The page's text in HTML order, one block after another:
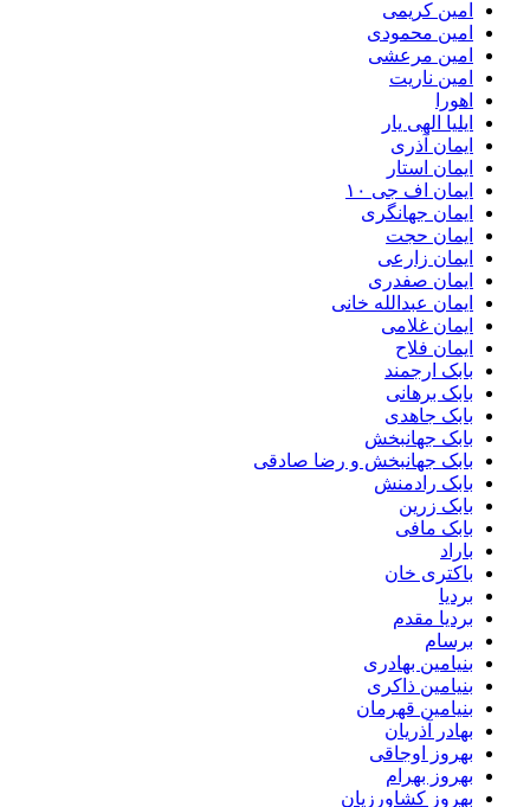
امین کریمی
امین محمودی
امین مرعشی
امین ناریت
اهورا
ایلیا الهی یار
ایمان آذری
ایمان استار
ایمان اف جی ۱۰
ایمان جهانگری
ایمان حجت
ایمان زارعی
ایمان صفدری
ایمان عبدالله خانی
ایمان غلامی
ایمان فلاح
بابک ارجمند
بابک برهانی
بابک جاهدی
بابک جهانبخش
بابک جهانبخش و رضا صادقی
بابک رادمنش
بابک زرین
بابک مافی
باراد
باکتری خان
بردیا
بردیا مقدم
برسام
بنیامین بهادری
بنیامین ذاکری
بنیامین قهرمان
بهادر آذریان
بهروز اوجاقی
بهروز بهرام
بهروز کشاورزیان